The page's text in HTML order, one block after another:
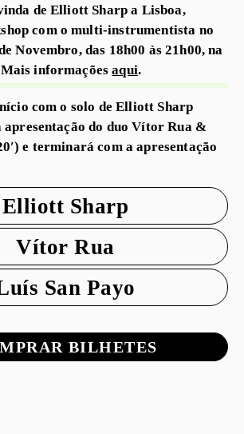
de Elliott Sharp a Lisboa,
com o multi-instrumentista no
Novembro, das 18h00 às 21h00, na
informaçõesaqui.
com o solo de Elliott Sharp
apresentação do duo Vítor Rua &
e terminará com a apresentação
Elliott Sharp
Vítor Rua
San Payo
BILHETES